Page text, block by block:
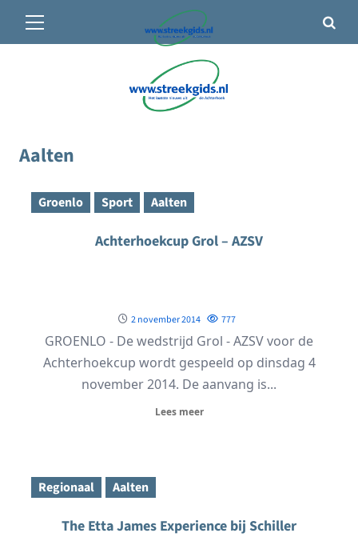
13°C• Vandaag 8° / 27°
menu
Aalten
Groenlo Sport Aalten
Achterhoekcup Grol – AZSV
2 november 2014 777
GROENLO - De wedstrijd Grol - AZSV voor de
Achterhoekcup wordt gespeeld op dinsdag 4
november 2014. De aanvang is...
Lees meer
Regionaal Aalten
The Etta James Experience bij Schiller